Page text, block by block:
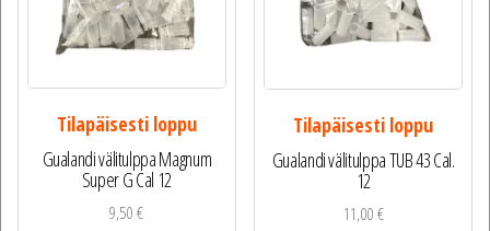
Tilapäisesti loppu
Gualandi välitulppa Magnum
Super G Cal 12
9,50€
Tilapäisesti loppu
Gualandi välitulppa TUB 43 Cal.
12
11,00€